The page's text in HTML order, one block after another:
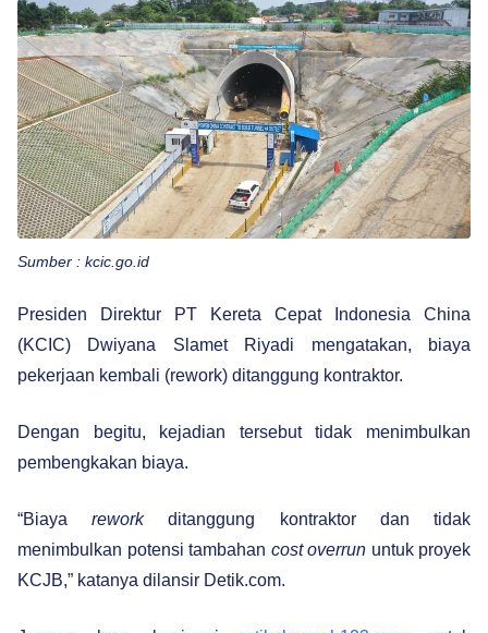
Sumber : kcic.go.id
Presiden Direktur PT Kereta Cepat Indonesia China
(KCIC) Dwiyana Slamet Riyadi mengatakan, biaya
pekerjaan kembali (rework) ditanggung kontraktor.
Dengan begitu, kejadian tersebut tidak menimbulkan
pembengkakan biaya.
“Biayareworkditanggung kontraktor dan tidak
menimbulkan potensi tambahan cost overrun untuk proyek
KCJB,” katanya dilansir Detik.com.